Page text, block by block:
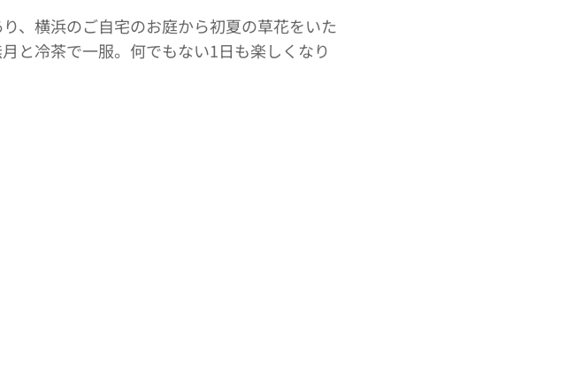
、横浜のご自宅のお庭から初夏の草花をいた
と冷茶で一服。何でもない1日も楽しくなり